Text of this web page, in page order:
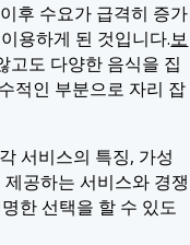
후 수요가 급격히 증가
용하게 된 것입니다.보
고도 다양한 음식을 집
적인 부분으로 자리 잡
서비스의 특징, 가성
공하는 서비스와 경쟁
한 선택을 할 수 있도